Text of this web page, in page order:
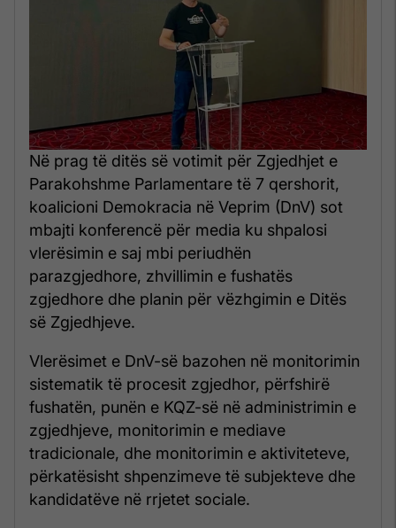
Në prag të ditës së votimit për Zgjedhjet e
Parakohshme Parlamentare të 7 qershorit,
koalicioni Demokracia në Veprim (DnV) sot
mbajti konferencë për media ku shpalosi
vlerësimin e saj mbi periudhën
parazgjedhore, zhvillimin e fushatës
zgjedhore dhe planin për vëzhgimin e Ditës
së Zgjedhjeve.
Vlerësimet e DnV-së bazohen në monitorimin
sistematik të procesit zgjedhor, përfshirë
fushatën, punën e KQZ-së në administrimin e
zgjedhjeve, monitorimin e mediave
tradicionale, dhe monitorimin e aktiviteteve,
përkatësisht shpenzimeve të subjekteve dhe
kandidatëve në rrjetet sociale.